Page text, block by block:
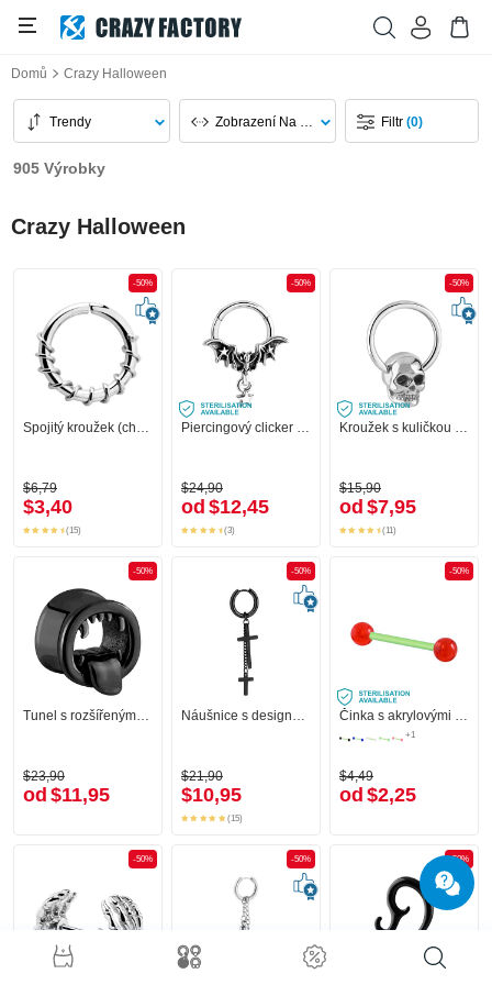
Domů Crazy Halloween
Trendy Zobrazení Na Stránku Filtr(0)
905 Výrobky
Crazy Halloween
-50%
Spojitý kroužek (chirurgická ocel, stříbrná, lesklý povrch)
$6,79
$3,40
(15)
-50%
Piercingový clicker (chirurgická ocel, stříbrná, lesklý povrch) s designem netopýr a přívěskem hvězda
$24,90
od $12,45
(3)
-50%
Kroužek s kuličkou (chirurgická ocel, stříbrná, lesklý povrch) s designem lebka
$15,90
od $7,95
(11)
-50%
$23,90
od $11,95
-50%
$21,90
$10,95
(15)
-50%
+1
$4,49
od $2,25
-50% -50% -50%